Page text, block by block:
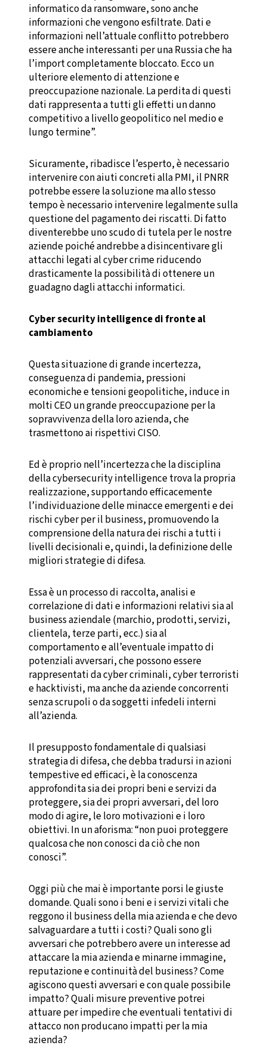
informatico da ransomware, sono anche
informazioni che vengono esfiltrate. Dati e
informazioni nell’attuale conflitto potrebbero
essere anche interessanti per una Russia che ha
l’import completamente bloccato. Ecco un
ulteriore elemento di attenzione e
preoccupazione nazionale. La perdita di questi
dati rappresenta a tutti gli effetti un danno
competitivo a livello geopolitico nel medio e
lungo termine”.
Sicuramente, ribadisce l’esperto, è necessario
intervenire con aiuti concreti alla PMI, il PNRR
potrebbe essere la soluzione ma allo stesso
tempo è necessario intervenire legalmente sulla
questione del pagamento dei riscatti. Di fatto
diventerebbe uno scudo di tutela per le nostre
aziende poiché andrebbe a disincentivare gli
attacchi legati al cyber crime riducendo
drasticamente la possibilità di ottenere un
guadagno dagli attacchi informatici.
Cyber security intelligence di fronte al
cambiamento
Questa situazione di grande incertezza,
conseguenza di pandemia, pressioni
economiche e tensioni geopolitiche, induce in
molti CEO un grande preoccupazione per la
sopravvivenza della loro azienda, che
trasmettono ai rispettivi CISO.
Ed è proprio nell’incertezza che la disciplina
della cybersecurity intelligence trova la propria
realizzazione, supportando efficacemente
l’individuazione delle minacce emergenti e dei
rischi cyber per il business, promuovendo la
comprensione della natura dei rischi a tutti i
livelli decisionali e, quindi, la definizione delle
migliori strategie di difesa.
Essa è un processo di raccolta, analisi e
correlazione di dati e informazioni relativi sia al
business aziendale (marchio, prodotti, servizi,
clientela, terze parti, ecc.) sia al
comportamento e all’eventuale impatto di
potenziali avversari, che possono essere
rappresentati da cyber criminali, cyber terroristi
e hacktivisti, ma anche da aziende concorrenti
senza scrupoli o da soggetti infedeli interni
all’azienda.
Il presupposto fondamentale di qualsiasi
strategia di difesa, che debba tradursi in azioni
tempestive ed efficaci, è la conoscenza
approfondita sia dei propri beni e servizi da
proteggere, sia dei propri avversari, del loro
modo di agire, le loro motivazioni e i loro
obiettivi. In un aforisma: “non puoi proteggere
qualcosa che non conosci da ciò che non
conosci”.
Oggi più che mai è importante porsi le giuste
domande. Quali sono i beni e i servizi vitali che
reggono il business della mia azienda e che devo
salvaguardare a tutti i costi? Quali sono gli
avversari che potrebbero avere un interesse ad
attaccare la mia azienda e minarne immagine,
reputazione e continuità del business? Come
agiscono questi avversari e con quale possibile
impatto? Quali misure preventive potrei
attuare per impedire che eventuali tentativi di
attacco non producano impatti per la mia
azienda?